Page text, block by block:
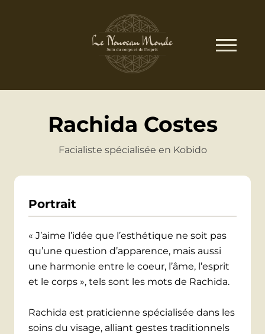
Rachida Costes
Facialiste spécialisée en Kobido
Portrait
« J’aime l’idée que l’esthétique ne soit pas
qu’une question d’apparence, mais aussi
une harmonie entre le coeur, l’âme, l’esprit
et le corps », tels sont les mots de Rachida.
Rachida est praticienne spécialisée dans les
soins du visage, alliant gestes traditionnels